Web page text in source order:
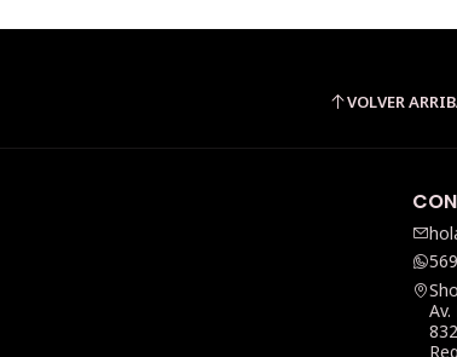
VOLVER